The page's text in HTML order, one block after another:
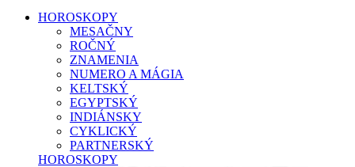
HOROSKOPY
MESAČNY
ROČNÝ
ZNAMENIA
NUMERO A MÁGIA
KELTSKÝ
EGYPTSKÝ
INDIÁNSKY
CYKLICKÝ
PARTNERSKÝ
HOROSKOPY